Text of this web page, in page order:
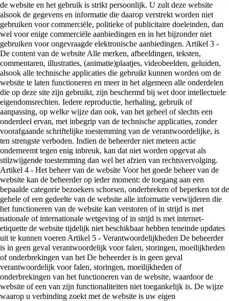
de website en het gebruik is strikt persoonlijk. U zult deze website
alsook de gegevens en informatie die daarop verstrekt worden niet
gebruiken voor commerciële, politieke of publicitaire doeleinden, dan
wel voor enige commerciële aanbiedingen en in het bijzonder niet
gebruiken voor ongevraagde elektronische aanbiedingen. Artikel 3 -
De content van de website Alle merken, afbeeldingen, teksten,
commentaren, illustraties, (animatie)plaatjes, videobeelden, geluiden,
alsook alle technische applicaties die gebruikt kunnen worden om de
website te laten functioneren en meer in het algemeen alle onderdelen
die op deze site zijn gebruikt, zijn beschermd bij wet door intellectuele
eigendomsrechten. Iedere reproductie, herhaling, gebruik of
aanpassing, op welke wijze dan ook, van het geheel of slechts een
onderdeel ervan, met inbegrip van de technische applicaties, zonder
voorafgaande schriftelijke toestemming van de verantwoordelijke, is
ten strengste verboden. Indien de beheerder niet meteen actie
onderneemt tegen enig inbreuk, kan dat niet worden opgevat als
stilzwijgende toestemming dan wel het afzien van rechtsvervolging.
Artikel 4 - Het beheer van de website Voor het goede beheer van de
website kan de beheerder op ieder moment: de toegang aan een
bepaalde categorie bezoekers schorsen, onderbreken of beperken tot de
gehele of een gedeelte van de website alle informatie verwijderen die
het functioneren van de website kan verstoren of in strijd is met
nationale of internationale wetgeving of in strijd is met internet-
etiquette de website tijdelijk niet beschikbaar hebben teneinde updates
uit te kunnen voeren Artikel 5 - Verantwoordelijkheden De beheerder
is in geen geval verantwoordelijk voor falen, storingen, moeilijkheden
of onderbrekingen van het De beheerder is in geen geval
verantwoordelijk voor falen, storingen, moeilijkheden of
onderbrekingen van het functioneren van de website, waardoor de
website of een van zijn functionaliteiten niet toegankelijk is. De wijze
waarop u verbinding zoekt met de website is uw eigen